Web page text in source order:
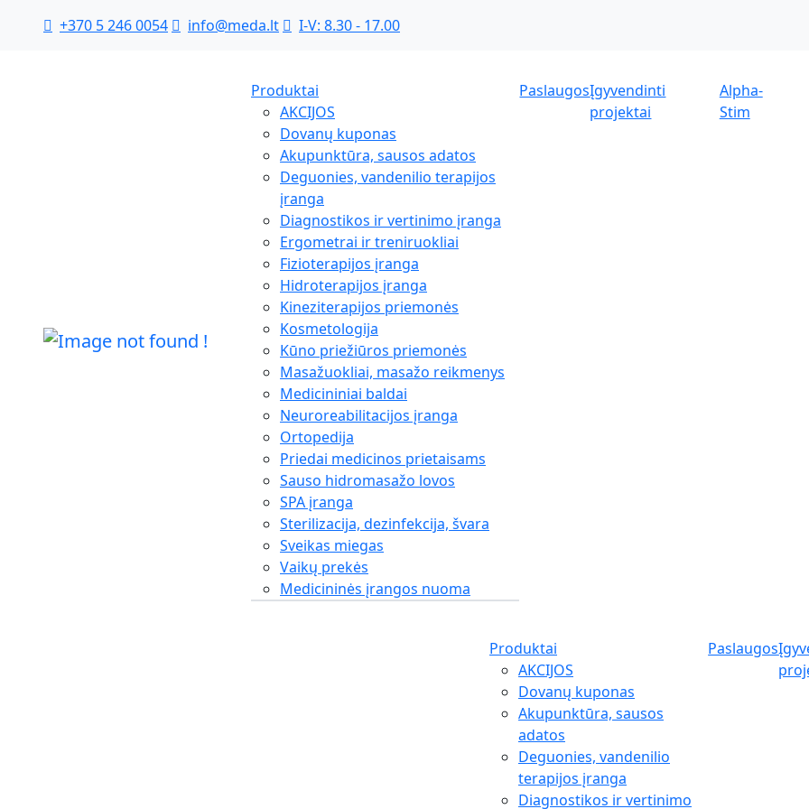
+370 5 246 0054 info@meda.lt I-V: 8.30 - 17.00
Produktai
AKCIJOS
Dovanų kuponas
Akupunktūra, sausos adatos
Deguonies, vandenilio terapijos
įranga
Diagnostikos ir vertinimo įranga
Ergometrai ir treniruokliai
Fizioterapijos įranga
Hidroterapijos įranga
Kineziterapijos priemonės
Kosmetologija
Kūno priežiūros priemonės
Masažuokliai, masažo reikmenys
Medicininiai baldai
Neuroreabilitacijos įranga
Ortopedija
Priedai medicinos prietaisams
Sauso hidromasažo lovos
SPA įranga
Sterilizacija, dezinfekcija, švara
Sveikas miegas
Vaikų prekės
Medicininės įrangos nuoma
PaslaugosĮgyvendinti
projektai
Alpha-
Stim
Produktai
AKCIJOS
Dovanų kuponas
Akupunktūra, sausos
adatos
Deguonies, vandenilio
terapijos įranga
Diagnostikos ir vertinimo
Paslaugos